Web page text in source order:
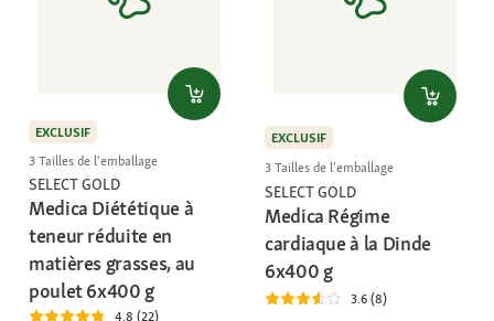
EXCLUSIF
3 Tailles de l'emballage
SELECT GOLD
Medica Diététique à
teneur réduite en
matières grasses, au
poulet 6x400 g
4.8 (22)
EXCLUSIF
3 Tailles de l'emballage
SELECT GOLD
Medica Régime
cardiaque à la Dinde
6x400 g
3.6 (8)